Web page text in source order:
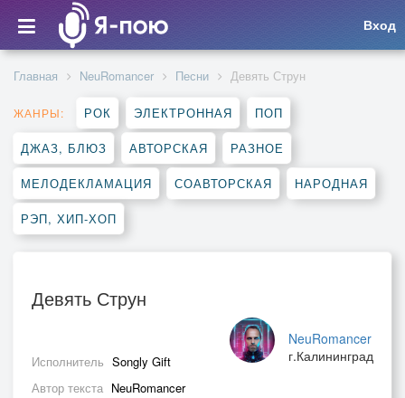
Вход
Главная NeuRomancer Песни Девять Струн
ЖАНРЫ: РОК ЭЛЕКТРОННАЯ ПОП
ДЖАЗ, БЛЮЗ АВТОРСКАЯ РАЗНОЕ
МЕЛОДЕКЛАМАЦИЯ СОАВТОРСКАЯ НАРОДНАЯ
РЭП, ХИП-ХОП
Девять Струн
NeuRomancer
г.Калининград
Исполнитель Songly Gift
Автор текста NeuRomancer